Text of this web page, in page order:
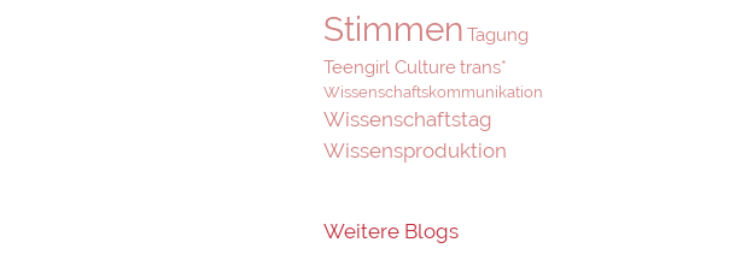
Stimmen Tagung
Teengirl Culturetrans*
Wissenschaftskommunikation
Wissenschaftstag
Wissensproduktion
Weitere Blogs